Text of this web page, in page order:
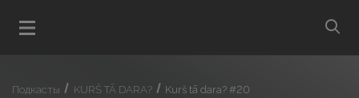
Открыть меню
Подкасты KURŠ TĀ DARA? Kurš tā dara? #20